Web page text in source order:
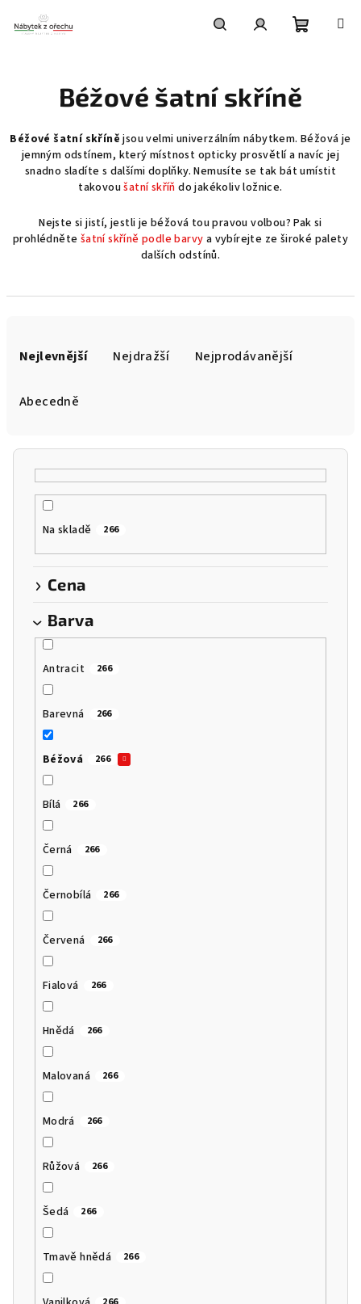
obsah
košík
Béžové šatní skříně
Béžové šatní skřínějsou velmi univerzálním nábytkem. Béžová je
jemným odstínem, který místnost opticky prosvětlí a navíc jej
snadno sladíte s dalšími doplňky. Nemusíte se tak bát umístit
takovoušatní skříň do jakékoliv ložnice.
Nejste si jistí, jestli je béžová tou pravou volbou? Pak si
prohlédněte šatní skříně podle barvy a vybírejte ze široké palety
dalších odstínů.
Nejlevnější Nejdražší Nejprodávanější
Abecedně
Na skladě 266
Cena
Barva
Antracit 266
Barevná 266
Béžová 266
Bílá 266
Černá 266
Černobílá 266
Červená 266
Fialová 266
Hnědá 266
Malovaná 266
Modrá 266
Růžová 266
Šedá 266
Tmavě hnědá 266